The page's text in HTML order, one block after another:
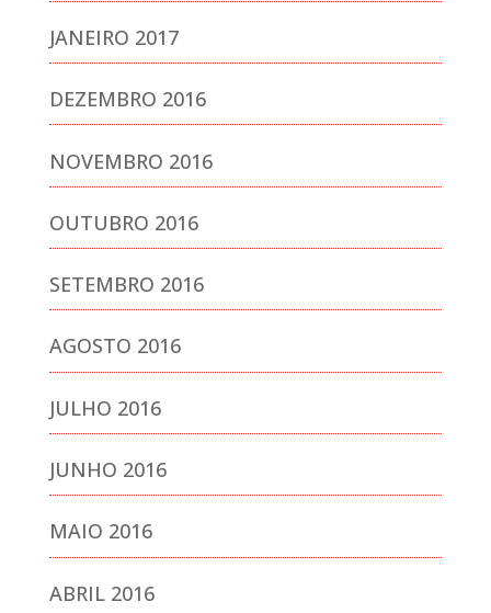
JANEIRO 2017
DEZEMBRO 2016
NOVEMBRO 2016
OUTUBRO 2016
SETEMBRO 2016
AGOSTO 2016
JULHO 2016
JUNHO 2016
MAIO 2016
ABRIL 2016